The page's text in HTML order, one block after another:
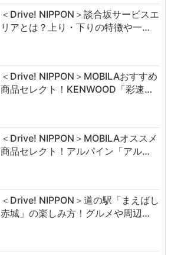
＜Drive! NIPPON＞談合坂サービスエ
リアとは？上り・下りの特徴や一…
＜Drive! NIPPON＞MOBILAおすすめ
商品セレクト！KENWOOD「彩速…
＜Drive! NIPPON＞MOBILAオススメ
商品セレクト！アルパイン「アル…
＜Drive! NIPPON＞道の駅「まえばし
赤城」の楽しみ方！グルメや周辺…